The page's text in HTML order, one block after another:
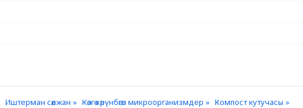
Иштерман сөөлжан » Көзгө көрүнбөгөн микроорганизмдер » Компост кутучасы »